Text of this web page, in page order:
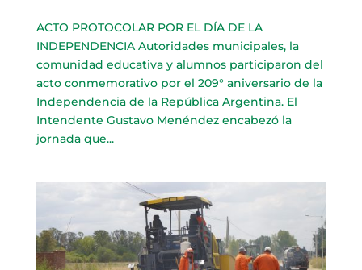
ACTO PROTOCOLAR POR EL DÍA DE LA
INDEPENDENCIA Autoridades municipales, la
comunidad educativa y alumnos participaron del
acto conmemorativo por el 209° aniversario de la
Independencia de la República Argentina. El
Intendente Gustavo Menéndez encabezó la
jornada que...